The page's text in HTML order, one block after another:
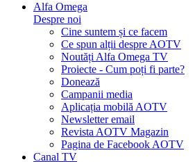
Alfa Omega
Despre noi
Cine suntem și ce facem
Ce spun alții despre AOTV
Noutăți Alfa Omega TV
Proiecte - Cum poți fi parte?
Donează
Campanii media
Aplicația mobilă AOTV
Newsletter email
Revista AOTV Magazin
Pagina de Facebook AOTV
Canal TV